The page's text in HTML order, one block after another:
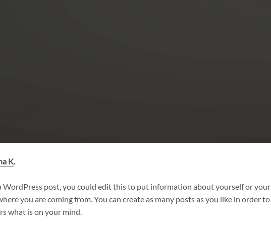
K.
WordPress post, you could edit this to put information about yourself or your
you are coming from. You can create as many posts as you like in order to
what is on your mind.